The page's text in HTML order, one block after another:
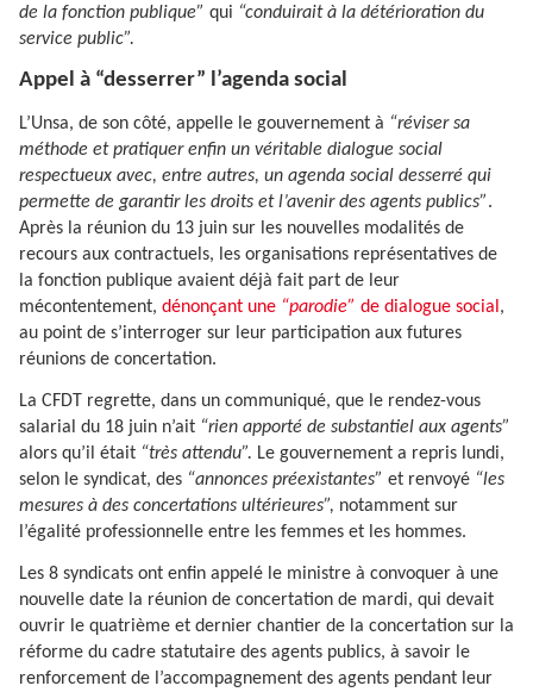
de la fonction publique” qui “conduirait à la détérioration du
service public”.
Appel à “desserrer” l’agenda social
L’Unsa, de son côté, appelle le gouvernement à “réviser sa
méthode et pratiquer enfin un véritable dialogue social
respectueux avec, entre autres, un agenda social desserré qui
permette de garantir les droits et l’avenir des agents publics”.
Après la réunion du 13 juin sur les nouvelles modalités de
recours aux contractuels, les organisations représentatives de
la fonction publique avaient déjà fait part de leur
mécontentement, dénonçant une “parodie” de dialogue social ,
au point de s’interroger sur leur participation aux futures
réunions de concertation.
La CFDT regrette, dans un communiqué, que le rendez-vous
salarial du 18 juin n’ait “rien apporté de substantiel aux agents”
alors qu’il était “très attendu”. Le gouvernement a repris lundi,
selon le syndicat, des “annonces préexistantes” et renvoyé “les
mesures à des concertations ultérieures”, notamment sur
l’égalité professionnelle entre les femmes et les hommes.
Les 8 syndicats ont enfin appelé le ministre à convoquer à une
nouvelle date la réunion de concertation de mardi, qui devait
ouvrir le quatrième et dernier chantier de la concertation sur la
réforme du cadre statutaire des agents publics, à savoir le
renforcement de l’accompagnement des agents pendant leur